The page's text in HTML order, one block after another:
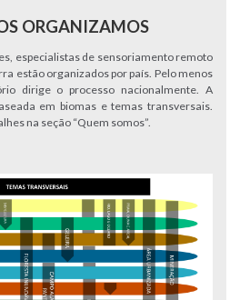
ORGANIZAMOS
especialistas de sensoriamento remoto
estão organizados por país. Pelo menos
dirige o processo nacionalmente. A
em biomas e temas transversais.
na seção “Quem somos”.